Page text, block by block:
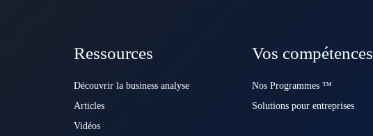
Ressources
Découvrir la business analyse
Articles
Vidéos
Vos compétences
Nos Programmes ™️
Solutions pour entreprises